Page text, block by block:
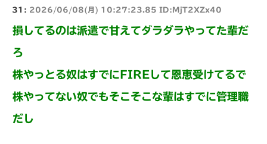
31: 2026/06/08(月) 10:27:23.85 ID:MjT2XZx40
損してるのは派遣で甘えてダラダラやってた輩だ
ろ
株やっとる奴はすでにFIREして恩恵受けてるで
株やってない奴でもそこそこな輩はすでに管理職
だし